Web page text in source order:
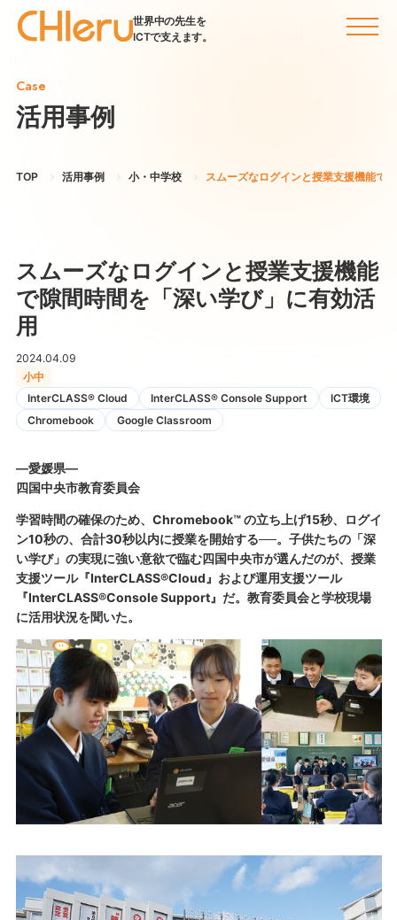
世界中の先生を
ICTで支えます。
Case
活用事例
TOP 活用事例 小・中学校 スムーズなログインと授業支援機能で
スムーズなログインと授業支援機能
で隙間時間を「深い学び」に有効活
用
2024.04.09
小中
InterCLASS® Cloud
InterCLASS®︎ Console Support
ICT環境
Chromebook
Google Classroom
―愛媛県―
四国中央市教育委員会
学習時間の確保のため、Chromebook™ の立ち上げ15秒、ログイ
ン10秒の、合計30秒以内に授業を開始する──。子供たちの「深
い学び」の実現に強い意欲で臨む四国中央市が選んだのが、授業
支援ツール『InterCLASS®Cloud』および運用支援ツール
『InterCLASS®Console Support』だ。教育委員会と学校現場
に活用状況を聞いた。